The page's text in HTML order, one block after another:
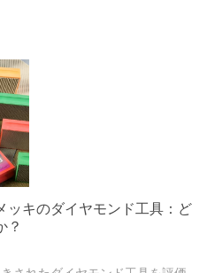
ッキのダイヤモンド工具：ど
？